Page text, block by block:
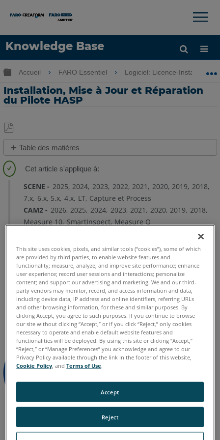
Knowledge Base
LANGUE
×
Développer/réduire la hiérarchie globale
Accueil FARO Essentiel Logiciel: Licence-Installation
Installation, Mise à Jour et Réparation
du Pilote HASP
Enregistrer
en
tant
que
Table des matières
Installation/Mise
à
Jour
du Pilote
Réparation
du
Pilote
HASP
Installation/Mise
à
Jour
du
Pilote
de
Licence
Télécharger
SCENE 2025 2024 2023 2022 2021 2020 2019 2018
7.x 6.x 5.x 4.x LT Capture et Process
CAM2 2026 2025 2024 2023 2021 2020 2019 2018
Measure 10 SmartInspect Measure Q
allemand anglais chinois coréen espagnol français
italien japonais portugais
This site uses cookies, pixels, and similar tools (“cookies”), some of which
are provided by third parties, to enable website features and
functionality; measure, analyze, and improve site performance; enhance
user experience; record user sessions and interactions; personalize
content; and support our advertising and marketing. We and our third-
party vendors may monitor, record, and access information and data,
including device data, IP address and online identifiers, referring URLs
and other browsing information, for these and similar purposes. By
clicking Accept, you agree to such purposes. If you continue to browse
our site without clicking “Accept,” or if you click “Reject,” only cookies
necessary to operate and enable default website features and
functionalities will be deployed. By using this site or clicking “Accept,”
“Reject,” or “Manage Preferences” you acknowledge and agree to our
Privacy Policy available through the link in the footer of this website,
Cookie Policy , andTerms of Use.
Reject
Accept